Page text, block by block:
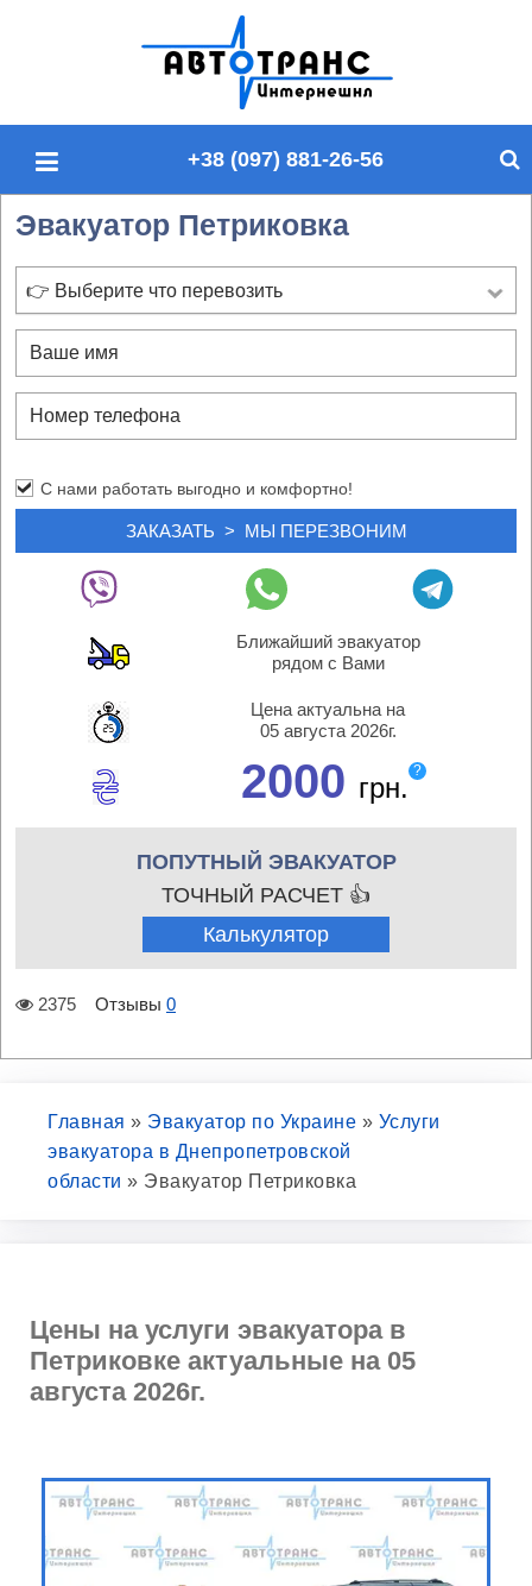
п
й
у
+38 (097) 881-26-56
Эвакуатор Петриковка
👉 Выберите что перевозить
С нами работать выгодно и комфортно!
Ближайший эвакуатор
рядом с Вами
Цена актуальна на
05 августа 2026г.
2000 грн.
?
ПОПУТНЫЙ ЭВАКУАТОР
ТОЧНЫЙ РАСЧЕТ 👍
Калькулятор
2375 Отзывы 0
Главная » Эвакуатор по Украине » Услуги
эвакуатора в Днепропетровской
области » Эвакуатор Петриковка
Цены на услуги эвакуатора в
Петриковке актуальные на 05
августа 2026г.